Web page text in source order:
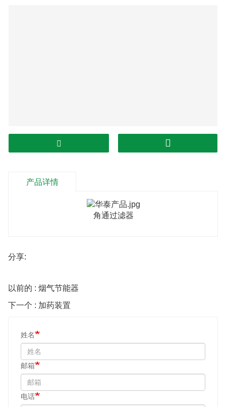
产品详情
角通过滤器
分享:
以前的 : 烟气节能器
下一个 : 加药装置
姓名
邮箱
电话